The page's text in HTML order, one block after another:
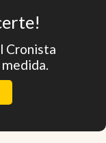
Cronista